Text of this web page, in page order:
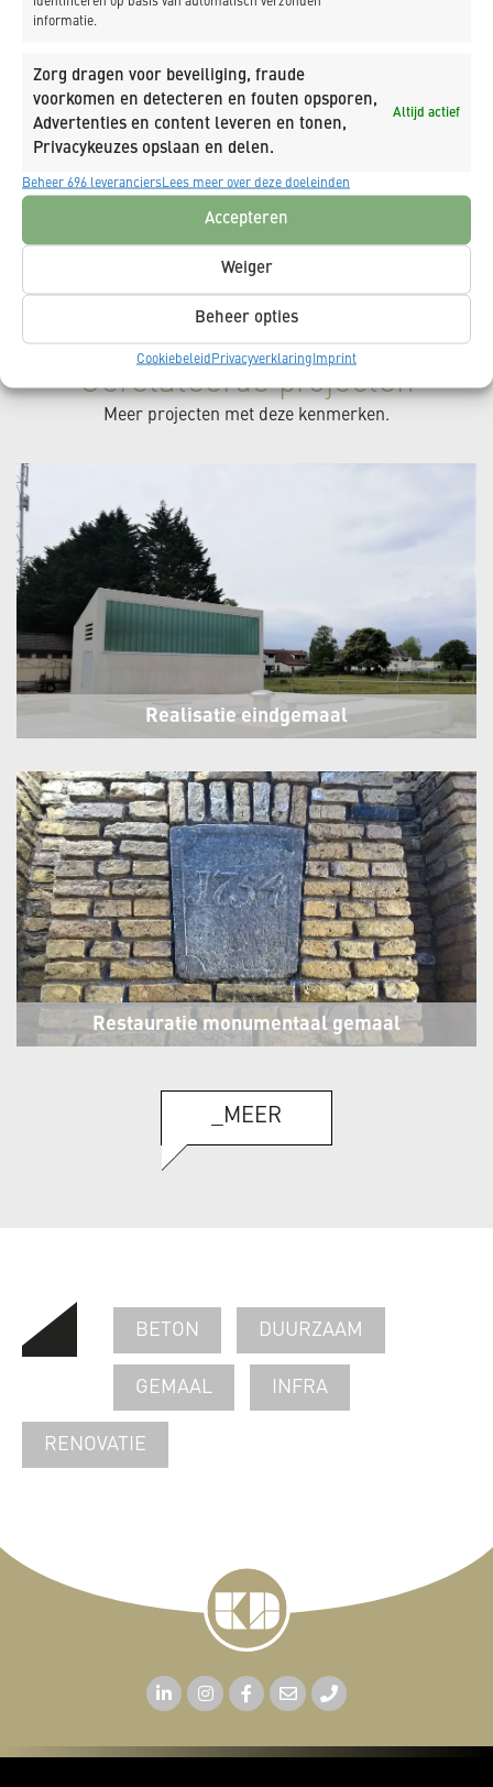
informatie.
Zorg dragen voor beveiliging, fraude
voorkomen en detecteren en fouten opsporen,
Advertenties en content leveren en tonen,
Privacykeuzes opslaan en delen.
Altijd actief
Beheer 696 leveranciers Lees meer over deze doeleinden
Accepteren
Weiger
Beheer opties
Cookiebeleid Privacyverklaring Imprint
Gerelateerde projecten
Meer projecten met deze kenmerken.
Realisatie eindgemaal
Restauratie monumentaal gemaal
_MEER
BETON DUURZAAM
GEMAAL INFRA
RENOVATIE